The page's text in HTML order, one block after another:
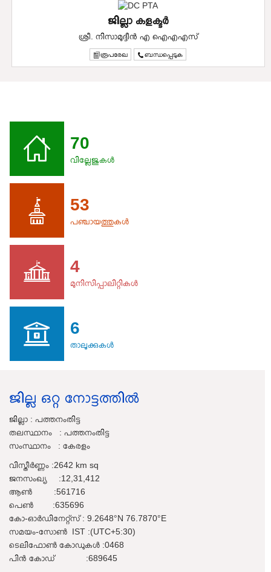
ജില്ലാ കളക്ടർ
ശ്രീ. നിസാമുദ്ദീൻ എ ഐഎഎസ്
രൂപരേഖ ബന്ധപ്പെടുക
70
വില്ലേജുകൾ
53
പഞ്ചായത്തുകൾ
4
മുനിസിപ്പാലിറ്റികൾ
6
താലൂക്കുകൾ
ജില്ല ഒറ്റ നോട്ടത്തിൽ
ജില്ലാ : പത്തനംതിട്ട
തലസ്ഥാനം : പത്തനംതിട്ട
സംസ്ഥാനം : കേരളം
വിസ്തീർണ്ണം :2642 km sq
ജനസംഖ്യ :12,31,412
ആൺ :561716
പെൺ :635696
കോ-ഓർഡിനേറ്റ്സ് : 9.2648°N 76.7870°E
സമയം-സോൺ IST :(UTC+5:30)
ടെലിഫോൺ കോഡുകൾ :0468
പിൻ കോഡ് :689645